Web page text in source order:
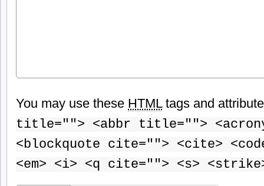
You may use these HTMLtags and
title=""> <abbr title="">
<blockquote cite=""> <cite>
<em> <i> <q cite=""> <s>